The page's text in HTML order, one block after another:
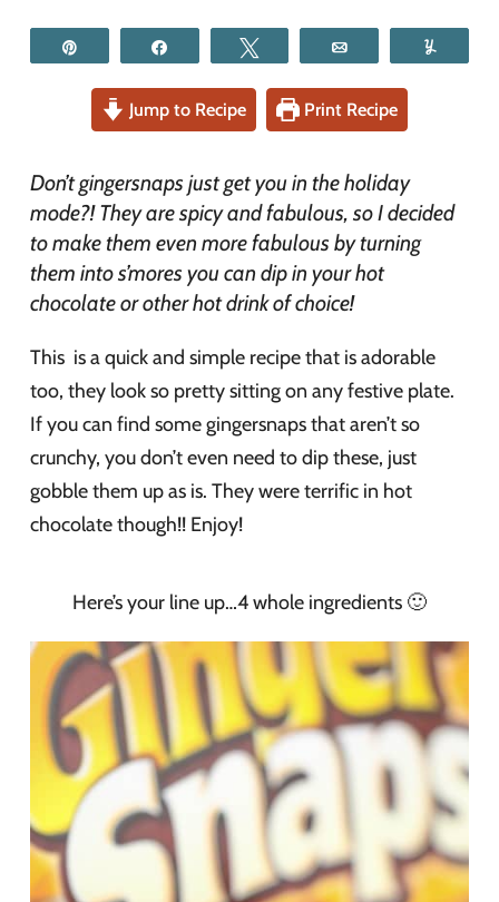
Jump to Recipe Print Recipe
Don’t gingersnaps just get you in the holiday
mode?! They are spicy and fabulous, so I decided
to make them even more fabulous by turning
them into s’mores you can dip in your hot
chocolate or other hot drink of choice!
This is a quick and simple recipe that is adorable
too, they look so pretty sitting on any festive plate.
If you can find some gingersnaps that aren’t so
crunchy, you don’t even need to dip these, just
gobble them up as is. They were terrific in hot
chocolate though!! Enjoy!
Here’s your line up…4 whole ingredients 🙂